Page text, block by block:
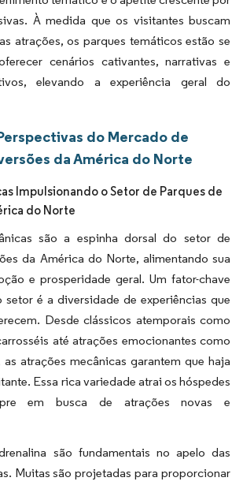
À medida que os visitantes buscam
atrações, os parques temáticos estão se
cenários cativantes, narrativas e
elevando a experiência geral do
do Mercado de
da América do Norte
Impulsionando o Setor de Parques de
do Norte
são a espinha dorsal do setor de
da América do Norte, alimentando sua
e prosperidade geral. Um fator-chave
setor é a diversidade de experiências que
Desde clássicos atemporais como
até atrações emocionantes como
as atrações mecânicas garantem que haja
Essa rica variedade atrai os hóspedes
em busca de atrações novas e
são fundamentais no apelo das
Muitas são projetadas para proporcionar